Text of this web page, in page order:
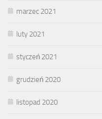
marzec 2021
luty 2021
styczeń 2021
grudzień 2020
listopad 2020